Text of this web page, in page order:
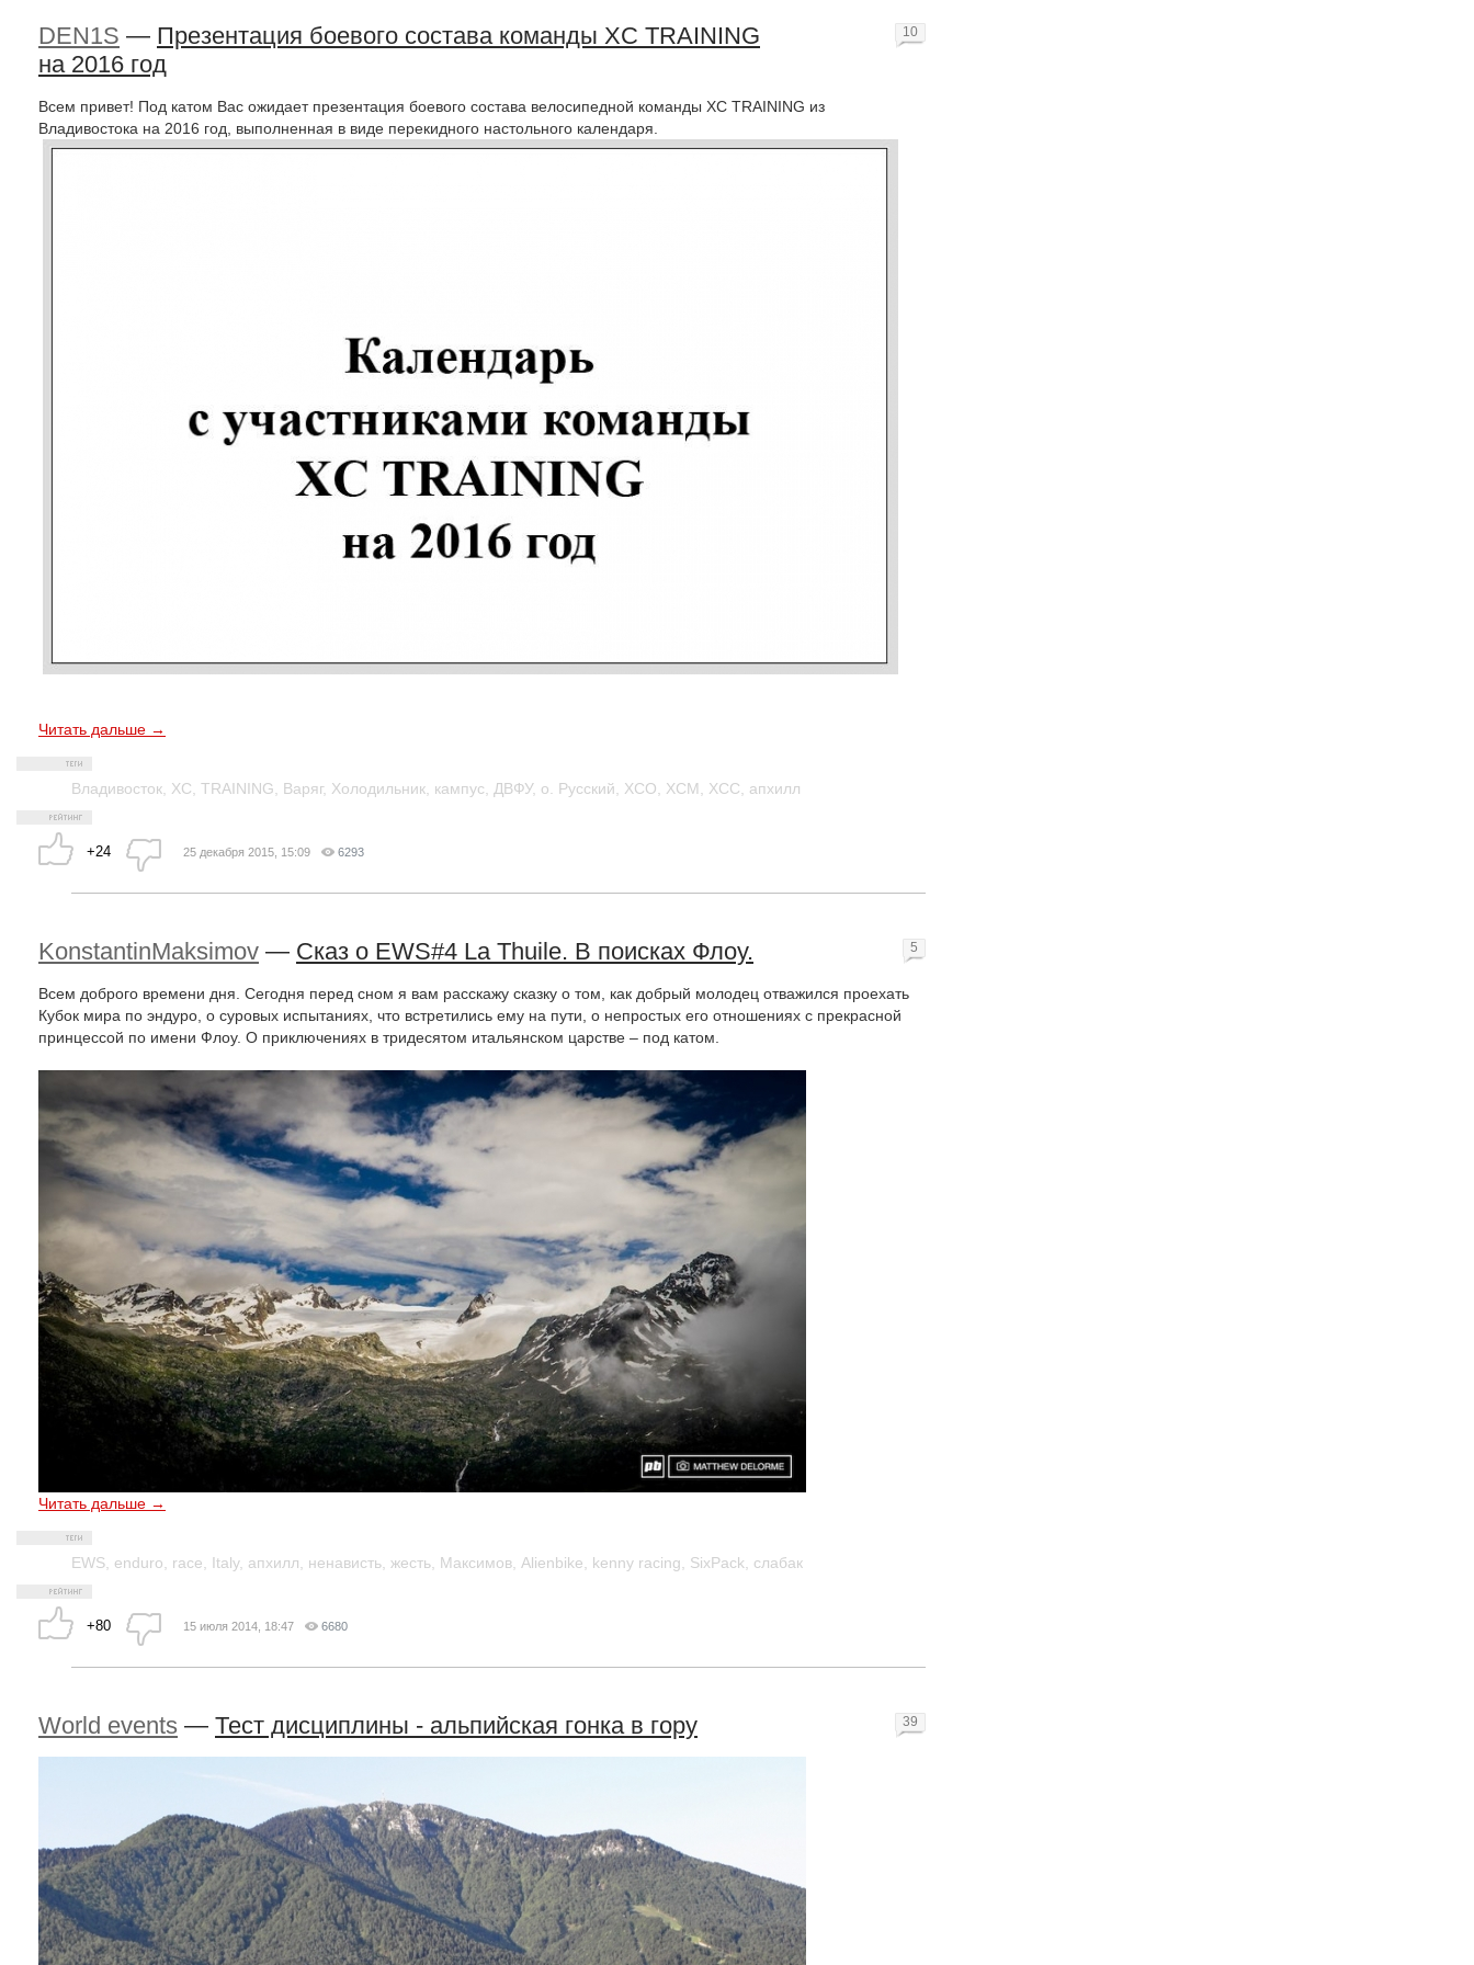
DEN1S — Презентация боевого состава команды XC TRAINING
на 2016 год
Всем привет! Под катом Вас ожидает презентация боевого состава велосипедной команды XC TRAINING из
Владивостока на 2016 год, выполненная в виде перекидного настольного календаря.
Читать дальше →
Владивосток, XC, TRAINING, Варяг, Холодильник, кампус, ДВФУ, о. Русский, XCO, XCM, XCC, апхилл
+24
10
25 декабря 2015, 15:09 6293
KonstantinMaksimov — Сказ о EWS#4 La Thuile. В поисках Флоу.
Всем доброго времени дня. Сегодня перед сном я вам расскажу сказку о том, как добрый молодец отважился проехать
Кубок мира по эндуро, о суровых испытаниях, что встретились ему на пути, о непростых его отношениях с прекрасной
принцессой по имени Флоу. О приключениях в тридесятом итальянском царстве – под катом.
Читать дальше →
EWS, enduro, race, Italy, апхилл, ненависть, жесть, Максимов, Alienbike, kenny racing, SixPack, слабак
+80
5
15 июля 2014, 18:47 6680
World events — Тест дисциплины - альпийская гонка в гору 39